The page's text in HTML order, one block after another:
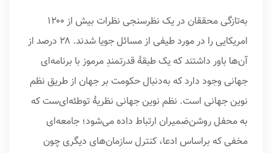
به‌تازگی محققان در یک نظرسنجی نظرات بیش از ۱۲۰۰
امریکایی را در مورد طیفی از مسائل جویا شدند. ۲۸ درصد از
آن‌ها باور داشتند که یک طبقهٔ قدرتمندِ مرموز با برنامه‌ای
جهانی وجود دارد که به‌دنبال حکومت بر جهان از طریق نظم
نوین جهانی است. نظم نوین جهانی نظریهٔ توطئه‌ای‌ست که
به محفل روشن‌ضمیران ارتباط داده می‌شود؛ جامعه‌ای
مخفی که براساس ادعا، کنترل سازمان‌های دیگری چون